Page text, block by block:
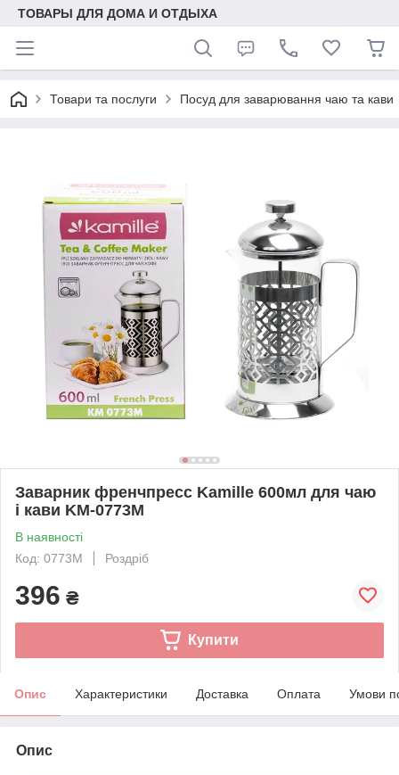
ТОВАРЫ ДЛЯ ДОМА И ОТДЫХА
Товари та послуги Посуд для заварювання чаю та кави
Заварник френчпресс Kamille 600мл для чаю
і кави KM-0773M
В наявності
Код: 0773M
Роздріб
396 ₴
Купити
Опис Характеристики Доставка Оплата Умови
Опис